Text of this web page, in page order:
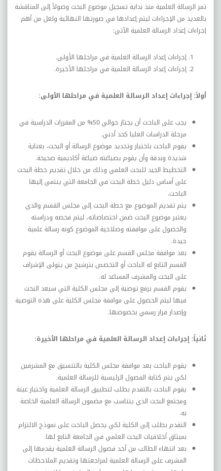
تمر الرسالة العلمية منذ بداية تسجيل موضوع البحث وصولاً إلى المناقشة
بالعديد من الإجراءات ليتم إعدادها في صورتها النهائية ولعل من أهم
إجراءات إعداد الرسالة العلمية الآتي:
إجراءات إعداد الرسالة العلمية في مراحلها الأولى.
إجراءات إعداد الرسالة العلمية في مراحلها الأخيرة.
أولاً: إجراءات إعداد الرسالة العلمية في مراحلها الأولى:
يجب على الباحث أن يجتاز حوالي 50% من المقررات الدراسية في
مرحلة الدراسات العليا كحد أدني.
يقوم الباحث باختيار وتحديد موضوع الرسالة أو البحث، بعناية
شديدة وبدقة وأن يقوم بصياغته صياغة أكاديمية صحيحة.
التخطيط الجيد للبحث العلمي وذلك من خلال تقديم خطة البحث
على أساس دليل خطة البحث في الجامعة التي ينتمي إليها
الباحث.
يتم تقديم الموضوع مع خطة البحث إلى مجلس القسم والذي
يعتبر موضوع البحث ضمن اختصاصاته، ليتم فحصه ودراسته
والحصول على موافقته وصلاحية الموضوع كونه رسالة علمية
جيدة.
بعد موافقة مجلس القسم على موضوع البحث أو الرسالة يقوم
القسم التابع له الباحث أو التخصص بترشيح من يتولى الإشراف
على البحث والمشرف المساعد له.
يقوم القسم برفع توصية إلى مجلس الكلية التي سيعد البحث
فيها ليتم الحصول على موافقة مجلس الكلية على هذه التوصية
وإصدار قرار رسمي بخصوصها.
ثانياً: إجراءات إعداد الرسالة العلمية في مراحلها الأخيرة:
يقوم الباحث بعد موافقة مجلس الكلية بالتنسيق مع المشرفين
لكي يتم كتابة الفصول الرئيسية للرسالة العلمية.
يقوم الباحث بالتقدم بطلب لتطبيق الرسالة العلمية واختيار عينة
ومجتمع البحث الذي يتناسب مع مضمون الرسالة العلمية الخاصة
به.
التقدم بطلب إلى الكلية لكي يحصل الباحث على نموذج الالتزام
بميثاق أخلاقيات البحث العلمي في الجامعة التابع لها.
بعد انتهاء الطالب من أحد فصول الرسالة العلمية يقدمها إلى
المشرف على الرسالة العلمية لمراجعتها وتقديم الملاحظات